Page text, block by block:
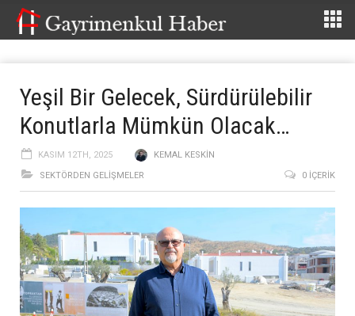
Yeşil Bir Gelecek, Sürdürülebilir
Konutlarla Mümkün Olacak…
KASIM 12TH, 2025
KEMAL KESKIN
SEKTÖRDEN GELIŞMELER
0 İÇERIK